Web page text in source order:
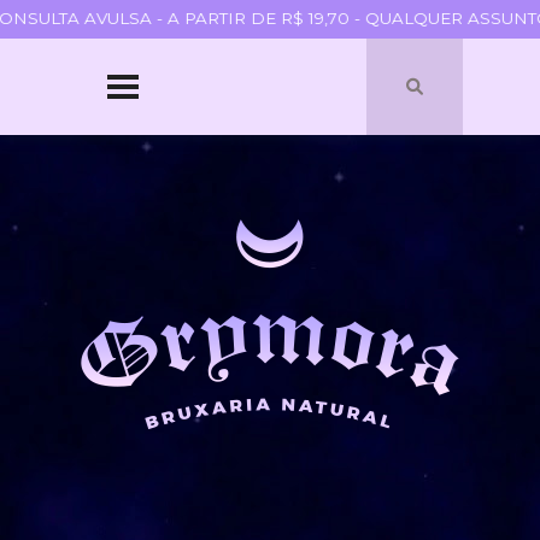
AVULSA - A PARTIR DE R$ 19,70 - QUALQUER ASSUNTO
QUEM SOU